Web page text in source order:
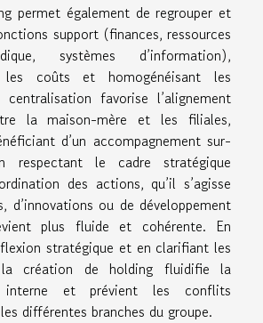
permet également de regrouper et
support (finances, ressources
systèmes d’information),
les coûts et homogénéisant les
favorise l’alignement
la maison-mère et les filiales,
d’un accompagnement sur-
respectant le cadre stratégique
des actions, qu’il s’agisse
d’innovations ou de développement
plus fluide et cohérente. En
stratégique et en clarifiant les
la création de holding fluidifie la
interne et prévient les conflits
différentes branches du groupe.